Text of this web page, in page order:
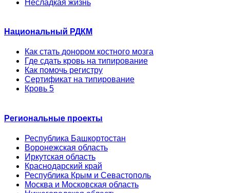
Несладкая жизнь
Национальный РДКМ
Как стать донором костного мозга
Где сдать кровь на типирование
Как помочь регистру
Сертификат на типирование
Кровь 5
Региональные проекты
Республика Башкортостан
Воронежская область
Иркутская область
Краснодарский край
Республика Крым и Севастополь
Москва и Московская область